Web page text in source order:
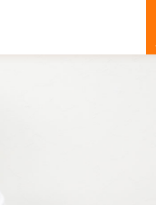
もっと真面目に